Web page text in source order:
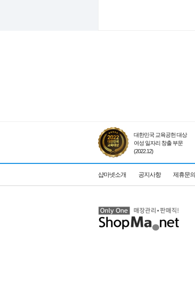
대한민국 교육공헌 대상
여성 일자리 창출 부문
(2022.12)
샵마넷소개 공지사항 제휴문의